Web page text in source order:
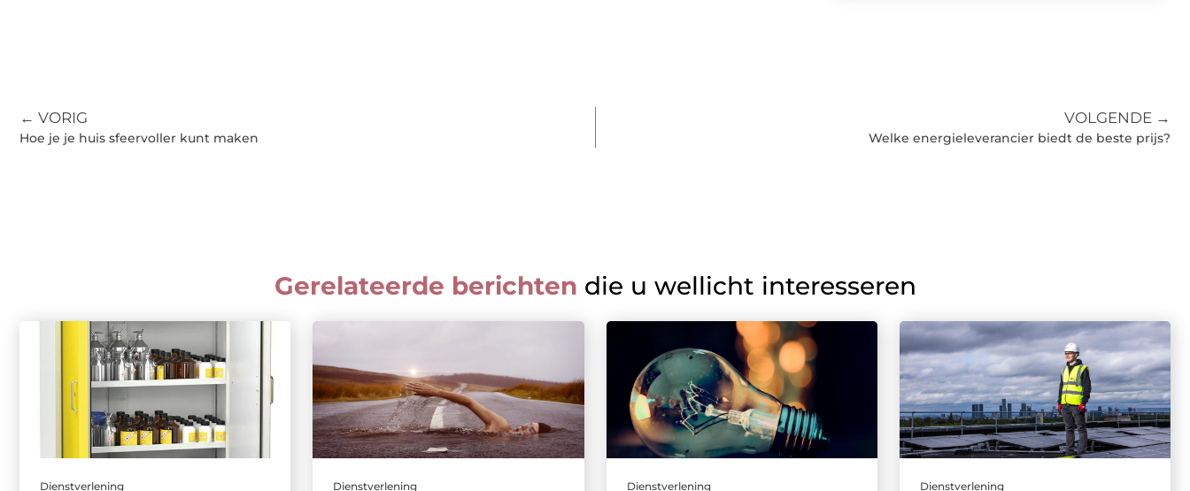
← VORIG
Hoe je je huis sfeervoller kunt maken
VOLGENDE →
Welke energieleverancier biedt de beste prijs?
Gerelateerde berichten die u wellicht interesseren
Dienstverlening Dienstverlening Dienstverlening Dienstverlening